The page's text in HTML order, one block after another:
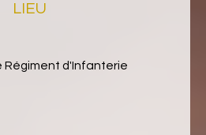
LIEU
Régiment d'Infanterie